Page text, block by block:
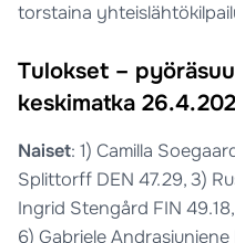
torstaina
Tulokset –
keskimatka
Naiset: 1) Camilla
Splittorff DEN 47.29, 3)
Ingrid Stengård FIN
6) Gabriele Andrasiuniene